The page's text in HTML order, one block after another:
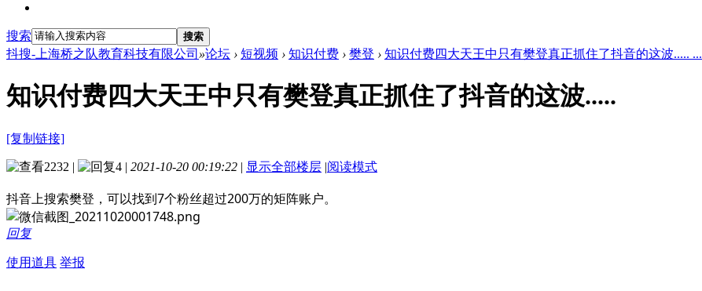
搜索 搜索
抖搜-上海桥之队教育科技有限公司 »论坛 › 短视频 › 知识付费 › 樊登 › 知识付费四大天王中只有樊登真正抓住了抖音的这波..... ...
知识付费四大天王中只有樊登真正抓住了抖音的这波.....
[复制链接]
2232 | 4 | 2021-10-20 00:19:22 | 显示全部楼层 |阅读模式
抖音上搜索樊登，可以找到7个粉丝超过200万的矩阵账户。
回复
使用道具 举报